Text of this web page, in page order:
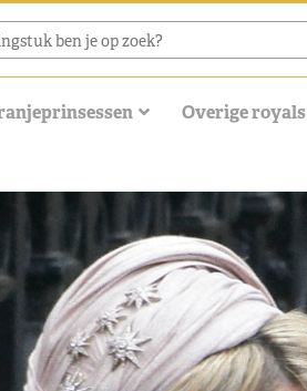
Overige royals